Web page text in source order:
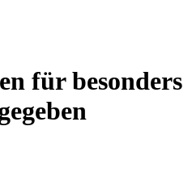
für besonders